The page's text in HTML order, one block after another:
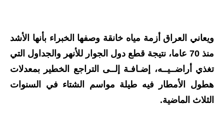
المرحلة المتوسطة
المرحلة الاعدادية
ملازم دراسية
ويعاني العراق أزمة مياه خانقة وصفها الخبراء بأنها الأشد
منذ 70 عاما، نتيجة قطع دول الجوار للأنهر والجداول التي
تغذي أراضــيــه، إضـافـة إلــى التراجع الخطير بمعدلات
هطول الأمطار فيه طيلة مواسم الشتاء في السنوات
الثلاث الماضية.